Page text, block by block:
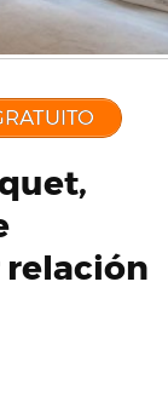
relación